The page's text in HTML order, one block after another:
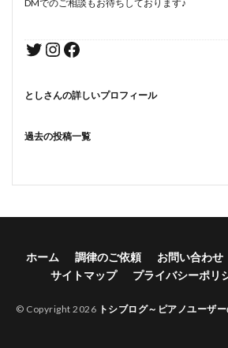
DMでのご相談もお待ちしております♪
としさんの詳しいプロフィール
過去の投稿一覧
ホーム 調律のご依頼 お問い合わせ
サイトマップ
プライバシーポリ
© Copyright 2026 トシブログ～ピアノユーザ